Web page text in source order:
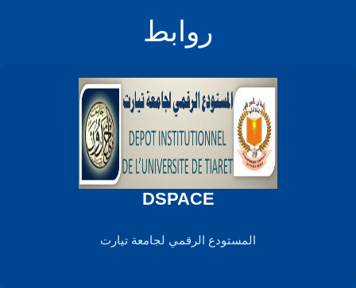
روابط
DSPACE
المستودع الرقمي لجامعة تيارت